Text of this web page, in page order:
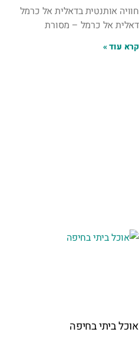
חוויה אותנטית בדאלית אל כרמל
דאלית אל כרמל – מסורת
קרא עוד »
אוכל ביתי בחיפה